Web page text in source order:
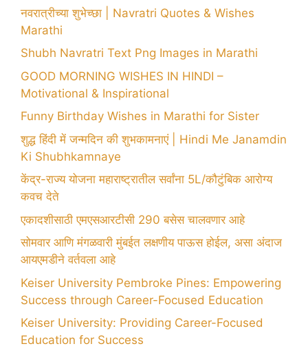
नवरात्रीच्या शुभेच्छा | Navratri Quotes & Wishes
Marathi
Shubh Navratri Text Png Images in Marathi
GOOD MORNING WISHES IN HINDI –
Motivational & Inspirational
Funny Birthday Wishes in Marathi for Sister
शुद्ध हिंदी में जन्मदिन की शुभकामनाएं | Hindi Me Janamdin
Ki Shubhkamnaye
केंद्र-राज्य योजना महाराष्ट्रातील सर्वांना 5L/कौटुंबिक आरोग्य
कवच देते
एकादशीसाठी एमएसआरटीसी 290 बसेस चालवणार आहे
सोमवार आणि मंगळवारी मुंबईत लक्षणीय पाऊस होईल, असा अंदाज
आयएमडीने वर्तवला आहे
Keiser University Pembroke Pines: Empowering
Success through Career-Focused Education
Keiser University: Providing Career-Focused
Education for Success